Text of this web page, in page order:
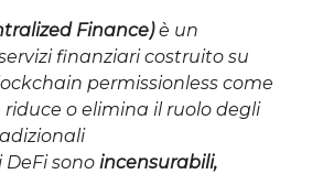
Finance)è un
finanziari costruito su
permissionless come
o elimina il ruolo degli
sono incensurabili,